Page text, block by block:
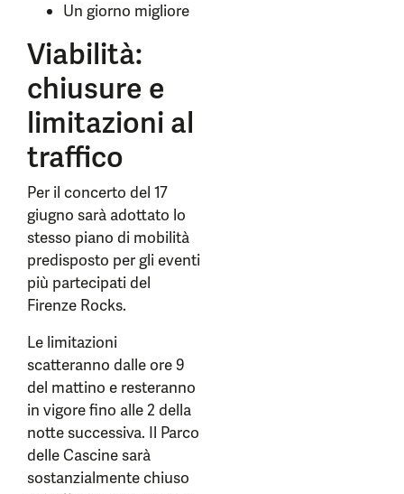
Un giorno migliore
Viabilità:
chiusure e
limitazioni al
traffico
Per il concerto del 17
giugno sarà adottato lo
stesso piano di mobilità
predisposto per gli eventi
più partecipati del
Firenze Rocks.
Le limitazioni
scatteranno dalle ore 9
del mattino e resteranno
in vigore fino alle 2 della
notte successiva. Il Parco
delle Cascine sarà
sostanzialmente chiuso